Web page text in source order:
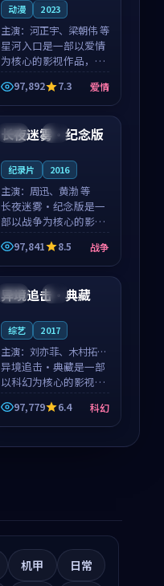
动漫 2023
主演： 河正宇、梁朝伟 等
星河入口是一部以爱情
为核心的影视作品，围
绕危机、反转与人物成
长展开，整体节奏紧
凑，值得推荐观看。
97,892 7.3 爱情
法国 4K
长夜迷雾·纪念版
纪录片 2016
主演： 周迅、黄渤 等
长夜迷雾·纪念版是一
部以战争为核心的影视
作品，围绕危机、反转
与人物成长展开，整体
节奏紧凑，值得推荐观
97,841 8.5 战争
中国 4K
异境追击·典藏
综艺 2017
主演： 刘亦菲、木村拓哉
等
异境追击·典藏是一部
以科幻为核心的影视作
品，围绕危机、反转与
人物成长展开，整体节
奏紧凑，值得推荐观
97,779 6.4 科幻
机甲
日常